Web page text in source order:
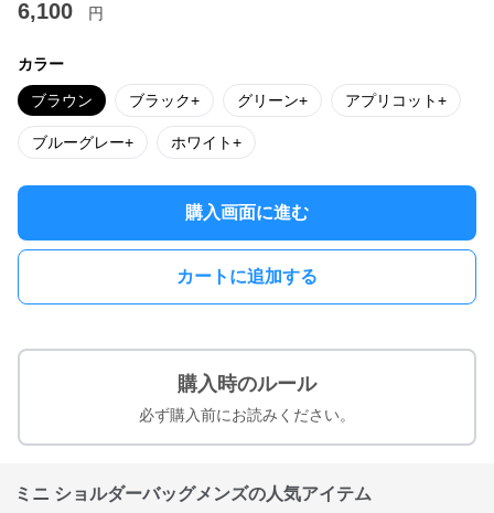
6,100 円
カラー
ブラウン ブラック+ グリーン+ アプリコット+
ブルーグレー+ ホワイト+
購入画面に進む
カートに追加する
購入時のルール
必ず購入前にお読みください。
ミニ ショルダーバッグメンズの人気アイテム